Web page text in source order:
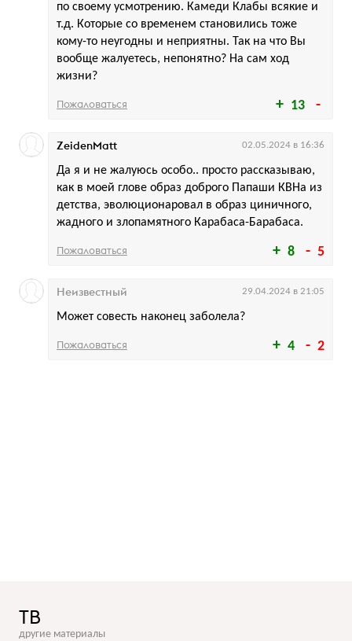
13
по своему усмотрению. Камеди Клабы всякие и
т.д. Которые со временем становились тоже
кому-то неугодны и неприятны. Так на что Вы
вообще жалуетесь, непонятно? На сам ход
жизни?
Пожаловаться
8 5
Да я и не жалуюсь особо.. просто рассказываю,
как в моей глове образ доброго Папаши КВНа из
детства, эволюционаровал в образ циничного,
жадного и злопамятного Карабаса-Барабаса.
ZeidenMatt 02.05.2024 в 16:36
Пожаловаться
4 2
Может совесть наконец заболела?
Неизвестный 29.04.2024 в 21:05
Пожаловаться
ТВ
другие материалы